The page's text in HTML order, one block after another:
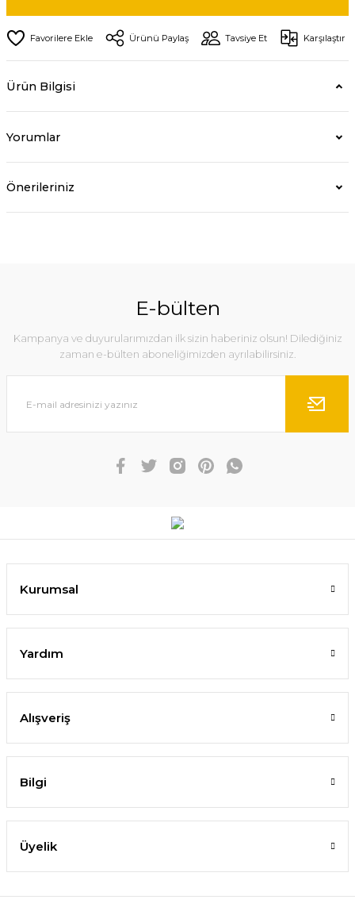
Ürünü Paylaş Tavsiye Et Karşılaştır
Ürün Bilgisi
Yorumlar
Önerileriniz
E-bülten
Kampanya ve duyurularımızdan ilk sizin haberiniz olsun! Dilediğiniz
zaman e-bülten aboneliğimizden ayrılabilirsiniz.
Kurumsal
Yardım
Alışveriş
Bilgi
Üyelik